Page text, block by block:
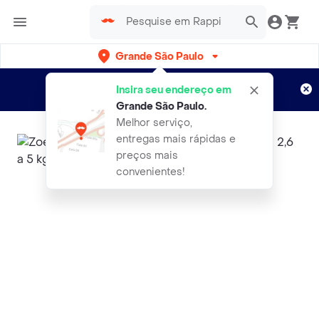
Grande São Paulo
Insira seu endereço em
Grande São Paulo.
Melhor serviço,
entregas mais rápidas e
preços mais
convenientes!
Entregas grátis por 15 dias!
Aplicam T&C